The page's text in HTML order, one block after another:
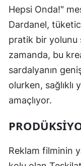
Hepsi Onda!"
Dardanel,
pratik bir yolunu
zamanda, bu
sardalyanın
olurken, sağlıklı
amaçlıyor.
Reklam filminin